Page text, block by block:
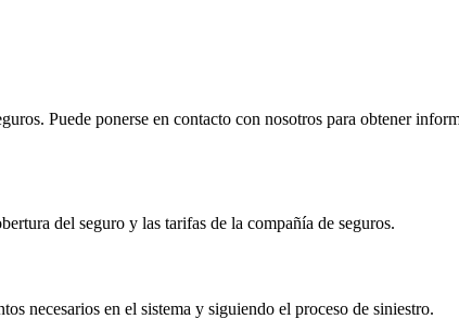
Puede ponerse en contacto con nosotros para obtener
del seguro y las tarifas de la compañía de seguros.
necesarios en el sistema y siguiendo el proceso de siniestro.